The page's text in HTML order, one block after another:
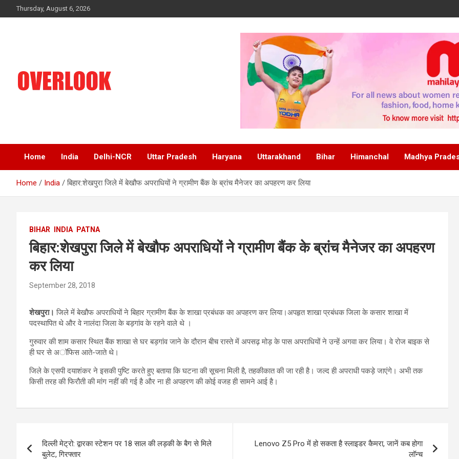
to
Thursday, August 6, 2026
Home India Delhi-NCR Uttar Pradesh Haryana Uttarakhand Bihar Himanchal Madhya
Home India बिहार:शेखपुरा जिले में बेखौफ अपराधियों ने ग्रामीण बैंक के ब्रांच मैनेजर का अपहरण कर लिया
BIHAR INDIA PATNA
बिहार:शेखपुरा जिले में बेखौफ अपराधियों ने ग्रामीण बैंक के ब्रांच मैनेजर का अपहरण
कर लिया
September 28, 2018
शेखपुरा।जिले में बेखौफ अपराधियों ने बिहार ग्रामीण बैंक के शाखा प्रबंधक का अपहरण कर लिया।अपहृत शाखा प्रबंधक जिला के कसार शाखा में
पदस्थापित थे और वे नालंदा जिला के बड़गांव के रहने वाले थे ।
गुरुवार की शाम कसार स्थित बैंक शाखा से घर बड़गांव जाने के दौरान बीच रास्ते में अपसढ़ मोड़ के पास अपराधियों ने उन्हें अगवा कर लिया। वे रोज बाइक से
ही घर से अॉफिस आते-जाते थे।
जिले के एसपी दयाशंकर ने इसकी पुष्टि करते हुए बताया कि घटना की सूचना मिली है, तहकीकात की जा रही है। जल्द ही अपराधी पकड़े जाएंगे। अभी तक
किसी तरह की फिरौती की मांग नहीं की गई है और ना ही अपहरण की कोई वजह ही सामने आई है।
navigation
दिल्ली मेट्रो: द्वारका स्टेशन पर 18 साल की लड़की के बैग से मिले
बुलेट, गिरफ्तार
Lenovo Z5 Pro में हो सकता है स्लाइडर कैमरा, जानें कब होगा
लॉन्च